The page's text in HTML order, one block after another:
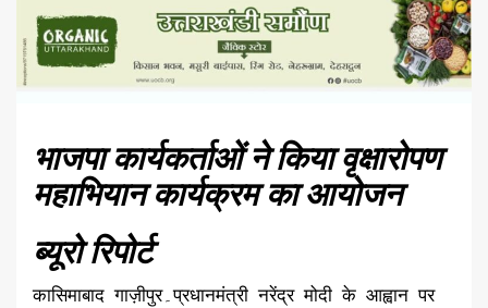
भाजपा कार्यकर्ताओं ने किया वृक्षारोपण
महाभियान कार्यक्रम का आयोजन
ब्यूरो रिपोर्ट
कासिमाबाद गाज़ीपुर۔प्रधानमंत्री नरेंद्र मोदी के आह्वान पर